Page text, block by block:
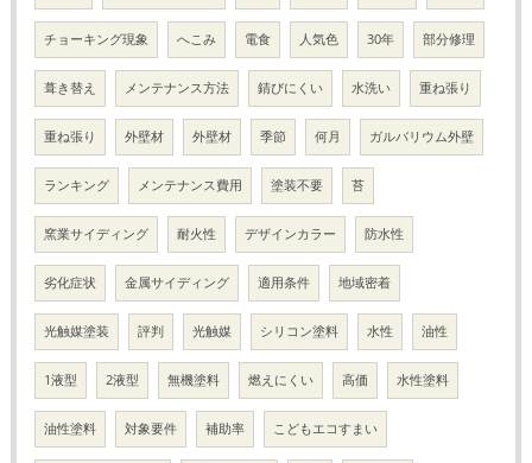
チョーキング現象 へこみ 電食 人気色 30年 部分修理
葺き替え メンテナンス方法 錆びにくい 水洗い 重ね張り
重ね張り 外壁材 外壁材 季節 何月 ガルバリウム外壁
ランキング メンテナンス費用 塗装不要 苔
窯業サイディング 耐火性 デザインカラー 防水性
劣化症状 金属サイディング 適用条件 地域密着
光触媒塗装 評判 光触媒 シリコン塗料 水性 油性
1液型 2液型 無機塗料 燃えにくい 高価 水性塗料
油性塗料 対象要件 補助率 こどもエコすまい